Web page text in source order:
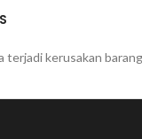
terjadi kerusakan barang